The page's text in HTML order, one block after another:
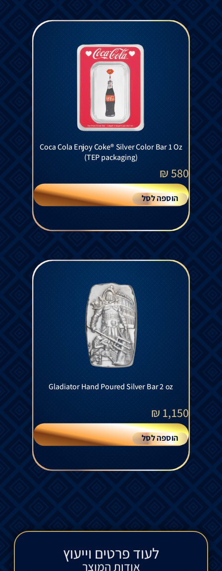
Coca Cola Enjoy Coke® Silver Color Bar 1 Oz
(TEP packaging)
580
₪
הוספה לסל
Gladiator Hand Poured Silver Bar 2 oz
1,150
₪
הוספה לסל
לעוד פרטים וייעוץ​
אודות המוצר